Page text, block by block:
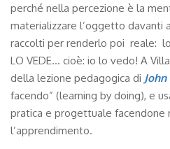
perché nella percezione è la
materializzare l’oggetto davanti
raccolti per renderlo poi reale:
LO VEDE… cioè: io lo vedo! A
della lezione pedagogica di John
facendo” (learning by doing), e
pratica e progettuale facendone
l’apprendimento.